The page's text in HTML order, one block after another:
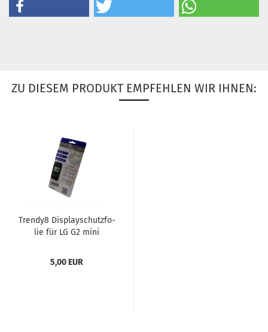
ZU DIESEM PRODUKT EMPFEHLEN WIR IHNEN:
Trendy8 Dis­play­schutz­fo­
lie für LG G2 mini
5,00 EUR